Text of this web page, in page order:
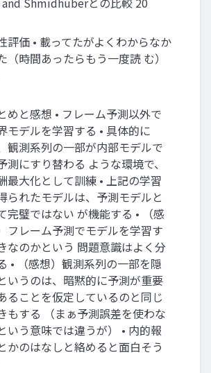
評価 • 載ってたがよくわからなか
（時間あったらもう一度読 む）
めと感想 • フレーム予測以外で
モデルを学習する • 具体的に
観測系列の一部が内部モデルで
測にすり替わる ような環境で、
最大化として訓練 • 上記の学習
られたモデルは、予測モデルと
完璧ではない が機能する • （感
フレーム予測でモデルを学習す
なのかという 問題意識はよく分
• （感想）観測系列の一部を隠
いうのは、暗黙的に予測が重要
ることを仮定しているのと同じ
もする （まぁ予測誤差を使わな
いう意味では違うが） • 内的報
かのはなしと絡めると面白そう